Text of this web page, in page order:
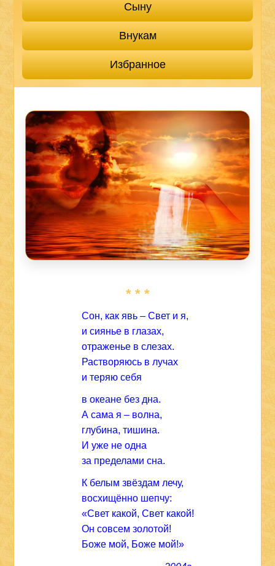
Сыну
Внукам
Избранное
* * *
Сон, как явь – Свет и я,
и сиянье в глазах,
отраженье в слезах.
Растворяюсь в лучах
и теряю себя
в океане без дна.
А сама я – волна,
глубина, тишина.
И уже не одна
за пределами сна.
К белым звёздам лечу,
восхищённо шепчу:
«Свет какой, Свет какой!
Он совсем золотой!
Боже мой, Боже мой!»